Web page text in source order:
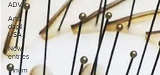
ADV
Arte
dagli
USA
New
entries
Vinum